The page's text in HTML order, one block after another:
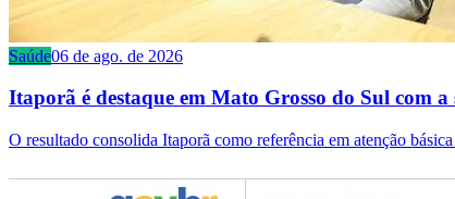
Saúde06 de ago. de 2026
Itaporã é destaque em Mato Grosso do Sul com
O resultado consolida Itaporã como referência em atenção